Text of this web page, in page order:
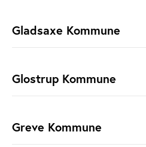
Gladsaxe Kommune
Glostrup Kommune
Greve Kommune